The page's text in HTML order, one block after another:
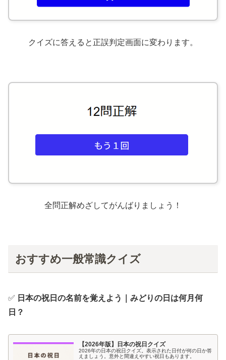
クイズに答えると正誤判定画面に変わります。
全問正解めざしてがんばりましょう！
おすすめ一般常識クイズ
✅ 日本の祝日の名前を覚えよう｜みどりの日は何月何
日？
【2026年版】日本の祝日クイズ
2026年の日本の祝日クイズ。表示された日付が何の日か答
えましょう。意外と間違えやすい祝日もあります。